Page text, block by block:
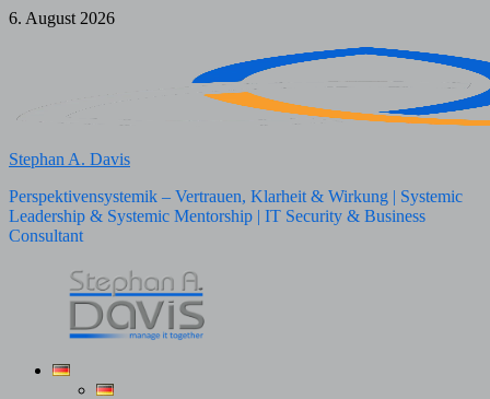
Zum
6. August 2026
Stephan A. Davis
Perspektivensystemik – Vertrauen, Klarheit & Wirkung | Systemic
Leadership & Systemic Mentorship | IT Security & Business
Consultant